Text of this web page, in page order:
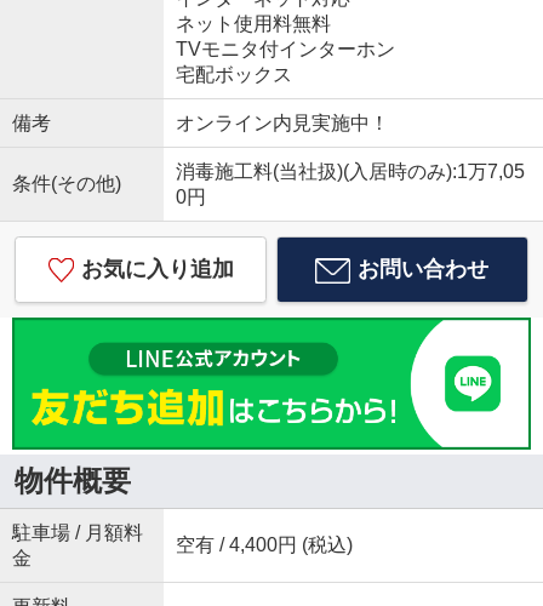
ネット使用料無料
TVモニタ付インターホン
宅配ボックス
備考 オンライン内見実施中！
条件(その他)
消毒施工料(当社扱)(入居時のみ):1万7,05
0円
お気に入り追加 お問い合わせ
物件概要
駐車場 / 月額料
金
空有 / 4,400円 (税込)